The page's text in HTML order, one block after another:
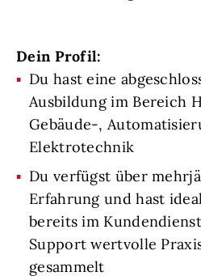
Dein Profil:
Du hast eine
Ausbildung im Bereich
Gebäude-,
Elektrotechnik
Du verfügst über
Erfahrung und hast
bereits im
Support wertvolle
gesammelt